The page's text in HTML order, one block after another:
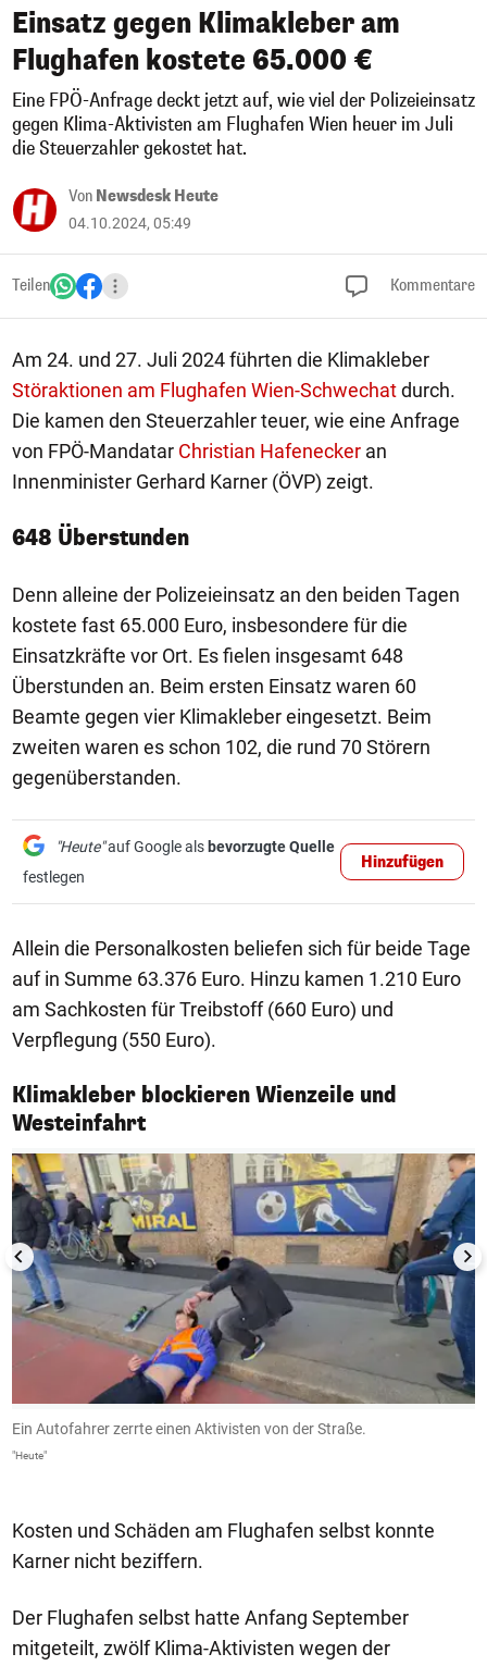
Einsatz gegen Klimakleber am
Flughafen kostete 65.000 €
Eine FPÖ-Anfrage deckt jetzt auf, wie viel der Polizeieinsatz
gegen Klima-Aktivisten am Flughafen Wien heuer im Juli
die Steuerzahler gekostet hat.
Von Newsdesk Heute
04.10.2024, 05:49
Teilen Kommentare
Am 24. und 27. Juli 2024 führten die Klimakleber
Störaktionen am Flughafen Wien-Schwechatdurch.
Die kamen den Steuerzahler teuer, wie eine Anfrage
von FPÖ-Mandatar Christian Hafenecker an
Innenminister Gerhard Karner (ÖVP) zeigt.
648 Überstunden
Denn alleine der Polizeieinsatz an den beiden Tagen
kostete fast 65.000 Euro, insbesondere für die
Einsatzkräfte vor Ort. Es fielen insgesamt 648
Überstunden an. Beim ersten Einsatz waren 60
Beamte gegen vier Klimakleber eingesetzt. Beim
zweiten waren es schon 102, die rund 70 Störern
gegenüberstanden.
"Heute"auf Google als bevorzugte Quelle
festlegen
Hinzufügen
Allein die Personalkosten beliefen sich für beide Tage
auf in Summe 63.376 Euro. Hinzu kamen 1.210 Euro
am Sachkosten für Treibstoff (660 Euro) und
Verpflegung (550 Euro).
Klimakleber blockieren Wienzeile und
Westeinfahrt
1/5
Ein Autofahrer zerrte einen Aktivisten von der Straße.
"Heute"
Kosten und Schäden am Flughafen selbst konnte
Karner nicht beziffern.
Der Flughafen selbst hatte Anfang September
mitgeteilt, zwölf Klima-Aktivisten wegen der